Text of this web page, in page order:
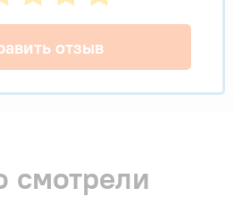
отзыв
смотрели